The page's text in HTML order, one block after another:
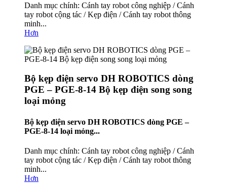
Danh mục chính: Cánh tay robot công nghiệp / Cánh
tay robot cộng tác / Kẹp điện / Cánh tay robot thông
minh...
Hơn
Bộ kẹp điện servo DH ROBOTICS dòng
PGE – PGE-8-14 Bộ kẹp điện song song
loại mỏng
Bộ kẹp điện servo DH ROBOTICS dòng PGE –
PGE-8-14 loại mỏng...
Danh mục chính: Cánh tay robot công nghiệp / Cánh
tay robot cộng tác / Kẹp điện / Cánh tay robot thông
minh...
Hơn